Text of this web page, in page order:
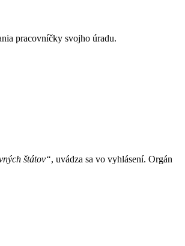
pracovníčky svojho úradu.
štátov“, uvádza sa vo vyhlásení. Orgán